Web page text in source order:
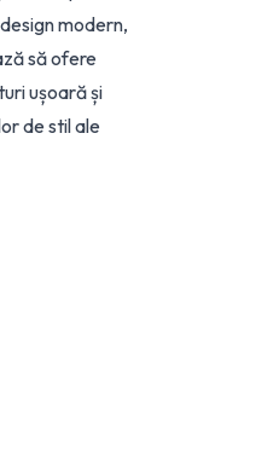
modern,
să ofere
ușoară și
de stil ale